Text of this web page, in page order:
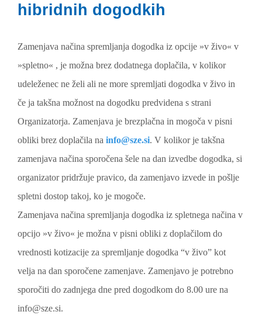
hibridnih dogodkih
Zamenjava načina spremljanja dogodka iz opcije »v živo« v
»spletno« , je možna brez dodatnega doplačila, v kolikor
udeleženec ne želi ali ne more spremljati dogodka v živo in
če ja takšna možnost na dogodku predvidena s strani
Organizatorja. Zamenjava je brezplačna in mogoča v pisni
obliki brez doplačila na info@sze.si. V kolikor je takšna
zamenjava načina sporočena šele na dan izvedbe dogodka, si
organizator pridržuje pravico, da zamenjavo izvede in pošlje
spletni dostop takoj, ko je mogoče.
Zamenjava načina spremljanja dogodka iz spletnega načina v
opcijo »v živo« je možna v pisni obliki z doplačilom do
vrednosti kotizacije za spremljanje dogodka “v živo” kot
velja na dan sporočene zamenjave. Zamenjavo je potrebno
sporočiti do zadnjega dne pred dogodkom do 8.00 ure na
info@sze.si.